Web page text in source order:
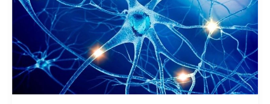
:
pourquoi
l’approche
Corbeau
est
gagnante